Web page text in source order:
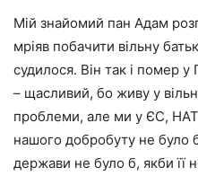
Мій знайомий пан Адам
мріяв побачити вільну
судилося. Він так і помер у
– щасливий, бо живу у
проблеми, але ми у ЄС,
нашого добробуту не було
держави не було б, якби її